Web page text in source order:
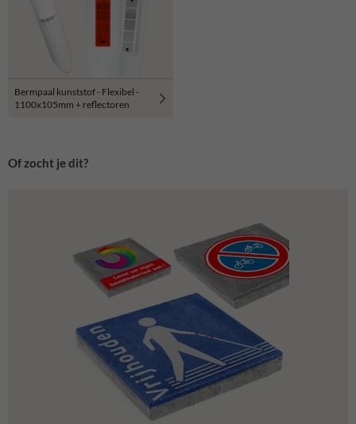
Bermpaal kunststof - Flexibel -
1100x105mm + reflectoren
Of zocht je dit?